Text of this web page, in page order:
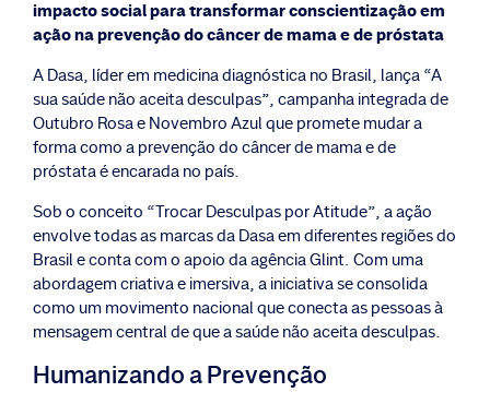
impacto social para transformar conscientização em
ação na prevenção do câncer de mama e de próstata
A Dasa, líder em medicina diagnóstica no Brasil, lança “A
sua saúde não aceita desculpas”, campanha integrada de
Outubro Rosa e Novembro Azul que promete mudar a
forma como a prevenção do câncer de mama e de
próstata é encarada no país.
Sob o conceito “Trocar Desculpas por Atitude”, a ação
envolve todas as marcas da Dasa em diferentes regiões do
Brasil e conta com o apoio da agência Glint. Com uma
abordagem criativa e imersiva, a iniciativa se consolida
como um movimento nacional que conecta as pessoas à
mensagem central de que a saúde não aceita desculpas.
Humanizando a Prevenção